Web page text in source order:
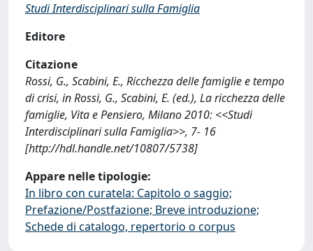
Studi Interdisciplinari sulla Famiglia
Editore
Citazione
Rossi, G., Scabini, E., Ricchezza delle famiglie e tempo
di crisi, in Rossi, G., Scabini, E. (ed.), La ricchezza delle
famiglie, Vita e Pensiero, Milano 2010: <<Studi
Interdisciplinari sulla Famiglia>>, 7- 16
[http://hdl.handle.net/10807/5738]
Appare nelle tipologie:
In libro con curatela: Capitolo o saggio;
Prefazione/Postfazione; Breve introduzione;
Schede di catalogo, repertorio o corpus